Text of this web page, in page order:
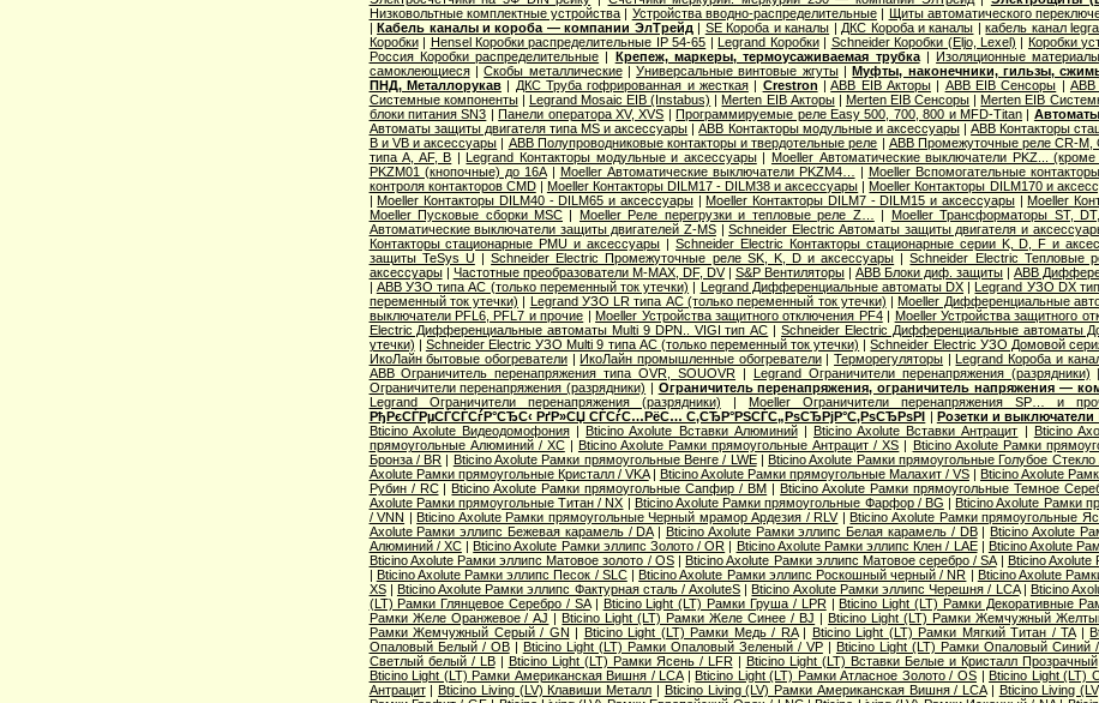
Низковольтные комплектные устройства | Устройства вводно-распределительные| Щиты автоматического
|Кабель каналы и короба — компании ЭлТрейд | SE Короба и каналы | ДКС Короба и каналы |кабель канал
Коробки| Hensel Коробки распределительные IP 54-65 |Legrand Коробки| Schneider Коробки (Eljo, Lexel) | Коробки
Россия Коробки распределительные | Крепеж, маркеры, термоусаживаемая трубка|Изоляционные материалы
самоклеющиеся|Скобы металлические|Универсальные винтовые жгуты|Муфты, наконечники, гильзы,
ПНД, Металлорукав| ДКС Труба гофрированная и жесткая| Crestron |ABB EIB Акторы| ABB EIB Сенсоры |
Системные компоненты| Legrand Mosaic ЕIB (Instabus) |Merten EIB Акторы| Merten EIB Сенсоры |Merten EIB
блоки питания SN3 |Панели оператора XV, XVS |Программируемые реле Easy 500, 700, 800 и MFD-Titan |
Автоматы защиты двигателя типа MS и аксессуары |ABB Контакторы модульные и аксессуары|ABB Контакторы
B и VB и аксессуары | ABB Полупроводниковые контакторы и твердотельные реле | ABB Промежуточные реле CR-M,
типа A, AF, B |Legrand Контакторы модульные и аксессуары| Moeller Автоматические выключатели PKZ...
PKZM01 (кнопочные) до 16А| Moeller Автоматические выключатели PKZM4… | Moeller Вспомогательные
контроля контакторов CMD| Moeller Контакторы DILM17 - DILM38 и аксессуары |Moeller Контакторы DILM170 и
|Moeller Контакторы DILM40 - DILM65 и аксессуары|Moeller Контакторы DILM7 - DILM15 и аксессуары|Moeller
Moeller Пусковые сборки MSC | Moeller Реле перегрузки и тепловые реле Z… | Moeller Трансформаторы ST,
Автоматические выключатели защиты двигателей Z-MS|Schneider Electric Автоматы защиты двигателя и
Контакторы стационарные PMU и аксессуары | Schneider Electric Контакторы стационарные серии K, D, F и
защиты TeSys U|Schneider Electric Промежуточные реле SK, K, D и аксессуары |Schneider Electric Тепловые
аксессуары| Частотные преобразователи M-MAX, DF, DV| S&P Вентиляторы| ABB Блоки диф. защиты |ABB
| ABB УЗО типа АС (только переменный ток утечки) | Legrand Дифференциальные автоматы DX |Legrand УЗО DX
переменный ток утечки) | Legrand УЗО LR типа АС (только переменный ток утечки) |Moeller Дифференциальные
выключатели PFL6, PFL7 и прочие |Moeller Устройства защитного отключения PF4| Moeller Устройства защитного
Electric Дифференциальные автоматы Multi 9 DPN.. VIGI тип AС | Schneider Electric Дифференциальные автоматы
утечки) | Schneider Electric УЗО Multi 9 типа АС (только переменный ток утечки) |Schneider Electric УЗО Домовой
ИкоЛайн бытовые обогреватели|ИкоЛайн промышленные обогреватели|Терморегуляторы |Legrand Короба и
ABB Ограничитель перенапряжения типа OVR, SOUOVR | Legrand Ограничители перенапряжения (разрядники)
Ограничители перенапряжения (разрядники) | Ограничитель перенапряжения, ограничитель напряжения —
Legrand Ограничители перенапряжения (разрядники) | Moeller Ограничители перенапряжения SP… и
РђРєСЃРµСЃСЃСѓР°СЂС‹ РґР»СЏ СЃСѓС…РёС… С‚СЂР°РЅСЃС„РѕСЂРјР°С‚РѕСЂРѕРІ | Розетки и выключатели
Bticino Axolute Видеодомофония|Bticino Axolute Вставки Алюминий| Bticino Axolute Вставки Антрацит | Bticino
прямоугольные Алюминий / XC| Bticino Axolute Рамки прямоугольные Антрацит / XS | Bticino Axolute Рамки
Бронза / BR | Bticino Axolute Рамки прямоугольные Венге / LWE|Bticino Axolute Рамки прямоугольные Голубое Стекло
Axolute Рамки прямоугольные Кристалл / VKA| Bticino Axolute Рамки прямоугольные Малахит / VS|Bticino Axolute
Рубин / RC|Bticino Axolute Рамки прямоугольные Сапфир / BM |Bticino Axolute Рамки прямоугольные Темное
Axolute Рамки прямоугольные Титан / NX | Bticino Axolute Рамки прямоугольные Фарфор / BG |Bticino Axolute Рамки
/ VNN |Bticino Axolute Рамки прямоугольные Черный мрамор Ардезия / RLV|Bticino Axolute Рамки прямоугольные
Axolute Рамки эллипс Бежевая карамель / DA| Bticino Axolute Рамки эллипс Белая карамель / DB|Bticino Axolute
Алюминий / XC|Bticino Axolute Рамки эллипс Золото / OR | Bticino Axolute Рамки эллипс Клен / LAE| Bticino Axolute
Bticino Axolute Рамки эллипс Матовое золото / OS|Bticino Axolute Рамки эллипс Матовое серебро / SA| Bticino Axolute
| Bticino Axolute Рамки эллипс Песок / SLC|Bticino Axolute Рамки эллипс Роскошный черный / NR | Bticino Axolute
XS| Bticino Axolute Рамки эллипс Фактурная сталь / AxoluteS |Bticino Axolute Рамки эллипс Черешня / LCA| Bticino
(LT) Рамки Глянцевое Серебро / SA| Bticino Light (LT) Рамки Груша / LPR|Bticino Light (LT) Рамки Декоративные
Рамки Желе Оранжевое / AJ |Bticino Light (LT) Рамки Желе Синее / BJ |Bticino Light (LT) Рамки Жемчужный
Рамки Жемчужный Серый / GN | Bticino Light (LT) Рамки Медь / RA| Bticino Light (LT) Рамки Мягкий Титан / TA|
Опаловый Белый / OB| Bticino Light (LT) Рамки Опаловый Зеленый / VP| Bticino Light (LT) Рамки Опаловый Синий
Светлый белый / LB| Bticino Light (LT) Рамки Ясень / LFR| Bticino Light (LT) Вставки Белые и Кристалл Прозрачный
Bticino Light (LT) Рамки Американская Вишня / LCA|Bticino Light (LT) Рамки Атласное Золото / OS |Bticino Light (LT)
Антрацит|Bticino Living (LV) Клавиши Металл | Bticino Living (LV) Рамки Американская Вишня / LCA| Bticino Living